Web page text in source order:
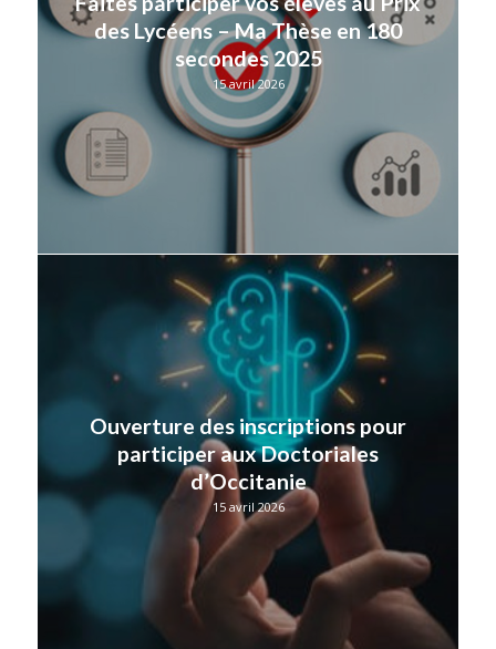
des Lycéens – Ma Thèse en 180
secondes 2025
15 avril 2026
Ouverture des inscriptions pour
participer aux Doctoriales
d’Occitanie
15 avril 2026